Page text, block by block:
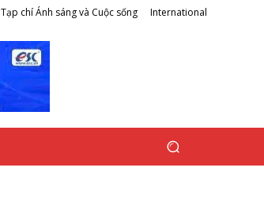
Tạp chí Ánh sáng và Cuộc sống International